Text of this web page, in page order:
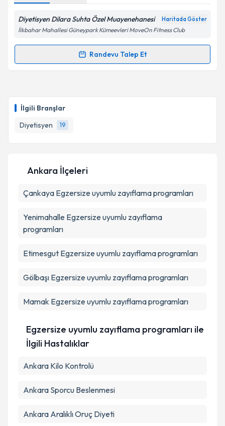
İlgili Branşlar
Diyetisyen
19
Kişisel verilerimin işlenmesine ilişkinAydınlatma
kapsamda işlenmesini kabul ediyorum.
Diyetisyen Dilara Suhta Özel Muayenehanesi Haritada Göster
İlkbahar Mahallesi Güneypark Kümeevleri MoveOn Fitness Club
Randevu Talep Et
Randevu Takvimi Talebi
takvim hazırlandığında e-posta ile bilgilendireceğiz.
E-posta Adresiniz
Metni'ni okudum ve kişisel verilerimin belirtilen
Ankara İlçeleri
Çankaya Egzersize uyumlu zayıflama programları
Yenimahalle Egzersize uyumlu zayıflama
programları
Etimesgut Egzersize uyumlu zayıflama programları
Gölbaşı Egzersize uyumlu zayıflama programları
Mamak Egzersize uyumlu zayıflama programları
Egzersize uyumlu zayıflama programları ile
İlgili Hastalıklar
Ankara Kilo Kontrolü
Ankara Sporcu Beslenmesi
Ankara Aralıklı Oruç Diyeti